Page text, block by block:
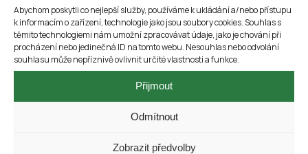
Abychom poskytli co nejlepší služby, používáme k ukládání a/nebo přístupu
k informacím o zařízení, technologie jako jsou soubory cookies. Souhlas s
těmito technologiemi nám umožní zpracovávat údaje, jako je chování při
procházení nebo jedinečná ID na tomto webu. Nesouhlas nebo odvolání
souhlasu může nepříznivě ovlivnit určité vlastnosti a funkce.
Přijmout
Odmítnout
Zobrazit předvolby
Kategorie článků